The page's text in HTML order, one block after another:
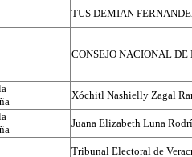
TUS DEMIAN
CONSEJO NACIONAL
Xóchitl Nashielly Zagal
Juana Elizabeth Luna
Tribunal Electoral de